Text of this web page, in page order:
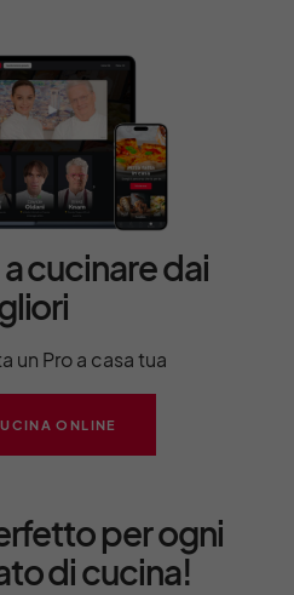
cucinare dai
un Pro a casa tua
ONLINE
per ogni
di cucina!